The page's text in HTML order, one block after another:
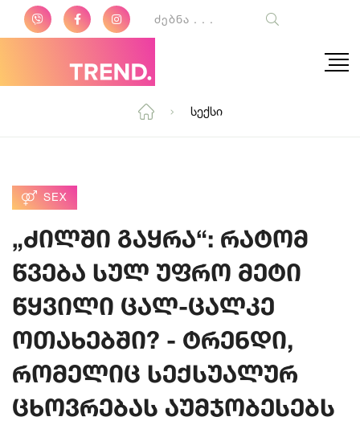
Სექსი
SEX
„ძილში გაყრა“: რატომ
წვება სულ უფრო მეტი
წყვილი ცალ-ცალკე
ოთახებში? - ტრენდი,
რომელიც სექსუალურ
ცხოვრებას აუმჯობესებს